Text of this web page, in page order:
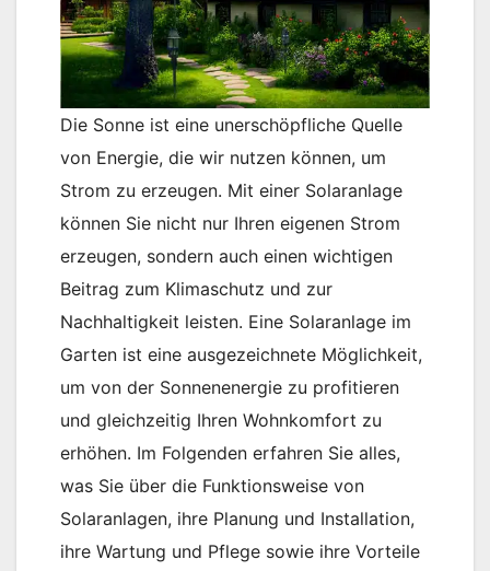
Die Sonne ist eine unerschöpfliche Quelle
von Energie, die wir nutzen können, um
Strom zu erzeugen. Mit einer Solaranlage
können Sie nicht nur Ihren eigenen Strom
erzeugen, sondern auch einen wichtigen
Beitrag zum Klimaschutz und zur
Nachhaltigkeit leisten. Eine Solaranlage im
Garten ist eine ausgezeichnete Möglichkeit,
um von der Sonnenenergie zu profitieren
und gleichzeitig Ihren Wohnkomfort zu
erhöhen. Im Folgenden erfahren Sie alles,
was Sie über die Funktionsweise von
Solaranlagen, ihre Planung und Installation,
ihre Wartung und Pflege sowie ihre Vorteile